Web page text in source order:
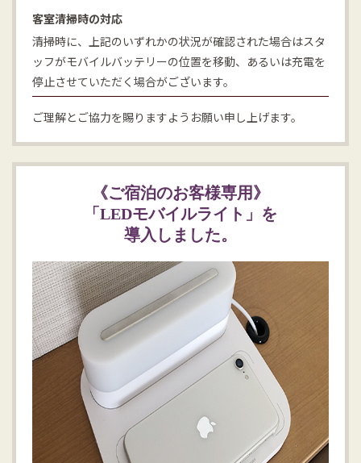
客室清掃時の対応
清掃時に、上記のいずれかの状況が確認された場合はスタ
ッフがモバイルバッテリーの位置を移動、あるいは充電を
停止させていただく場合がございます。
ご理解とご協力を賜りますようお願い申し上げます。
《ご宿泊のお客様専用》
「LEDモバイルライト」を
導入しました。